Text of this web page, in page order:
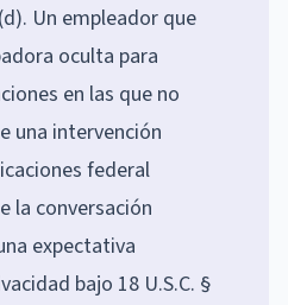
Un empleador que
oculta para
en las que no
una intervención
federal
la conversación
expectativa
bajo 18 U.S.C. §